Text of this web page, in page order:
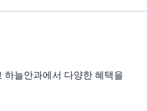
하늘안과에서 다양한 혜택을